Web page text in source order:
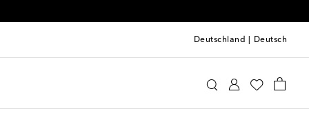
Deutschland Deutsch
normal aus